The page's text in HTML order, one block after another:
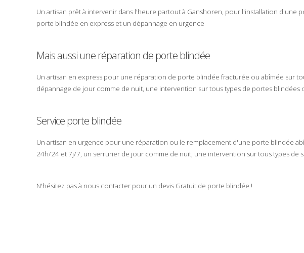
Un artisan prêt à intervenir dans l'heure partout à Ganshoren, pour l'installation d'une
porte blindée en express et un dépannage en urgence
Mais aussi une réparation de porte blindée
Un artisan en express pour une réparation de porte blindée fracturée ou abîmée sur
dépannage de jour comme de nuit, une intervention sur tous types de portes blindées
Service porte blindée
Un artisan en urgence pour une réparation ou le remplacement d'une porte blindée
24h/24 et 7j/7, un serrurier de jour comme de nuit, une intervention sur tous types de
N'hésitez pas à nous contacter pour un devis Gratuit de porte blindée !